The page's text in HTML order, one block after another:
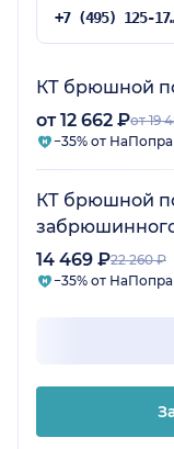
+7
КТ брюшной
от 12 662 ₽от 19
−35% от
КТ брюшной
14 469 ₽22 260 ₽
−35% от